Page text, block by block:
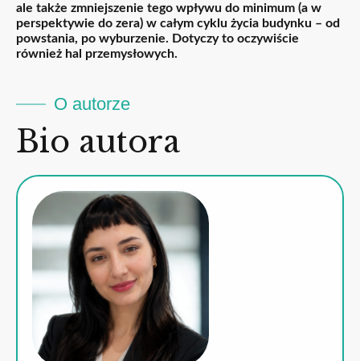
ale także zmniejszenie tego wpływu do minimum (a w
perspektywie do zera) w całym cyklu życia budynku – od
powstania, po wyburzenie. Dotyczy to oczywiście
również hal przemysłowych.
O autorze
Bio autora